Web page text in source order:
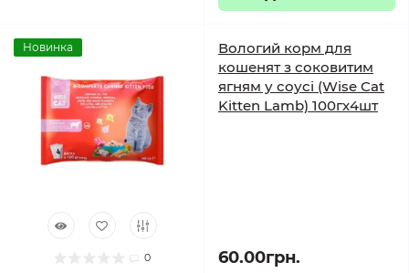
Новинка
0
Вологий корм для
кошенят з соковитим
ягням у соусі (Wise Cat
Kitten Lamb) 100гх4шт
60.00грн.